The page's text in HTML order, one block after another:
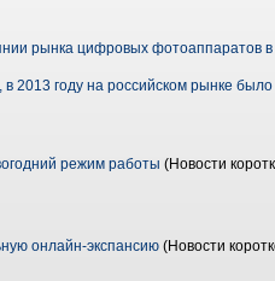
рынка цифровых фотоаппаратов
2013 году на российском рынке
режим работы (Новости
онлайн-экспансию (Новости